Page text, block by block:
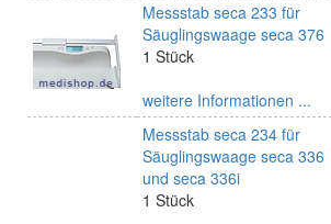
Messstab seca 233 für
Säuglingswaage seca 376
1 Stück
weitere Informationen ...
Messstab seca 234 für
Säuglingswaage seca 336
und seca 336i
1 Stück